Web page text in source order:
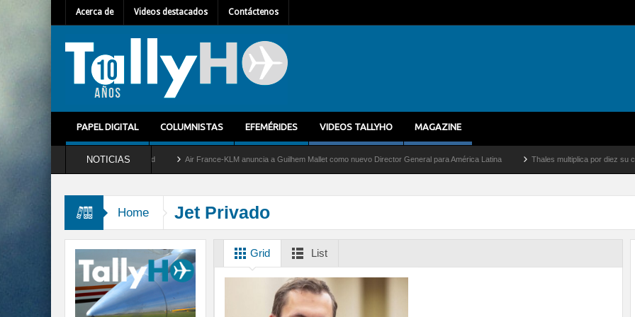
Acerca de Videos destacados Contáctenos
PAPEL DIGITAL COLUMNISTAS EFEMÉRIDES VIDEOS TALLYHO MAGAZINE
NOTICIAS
del servicio al C-2 Greyhound Air France-KLM anuncia a Guilhem Mallet como nuevo Director General para América Latina Thales multiplica por diez su
Home Jet Privado
Grid List